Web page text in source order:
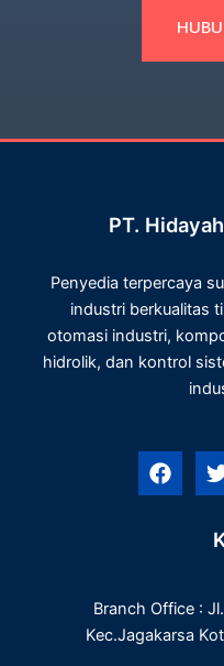
PT.
Penyedia terpercaya
industri berkualitas
otomasi industri,
hidrolik, dan kontrol
F
a
k
t
t
Branch Office :
Kec.Jagakarsa